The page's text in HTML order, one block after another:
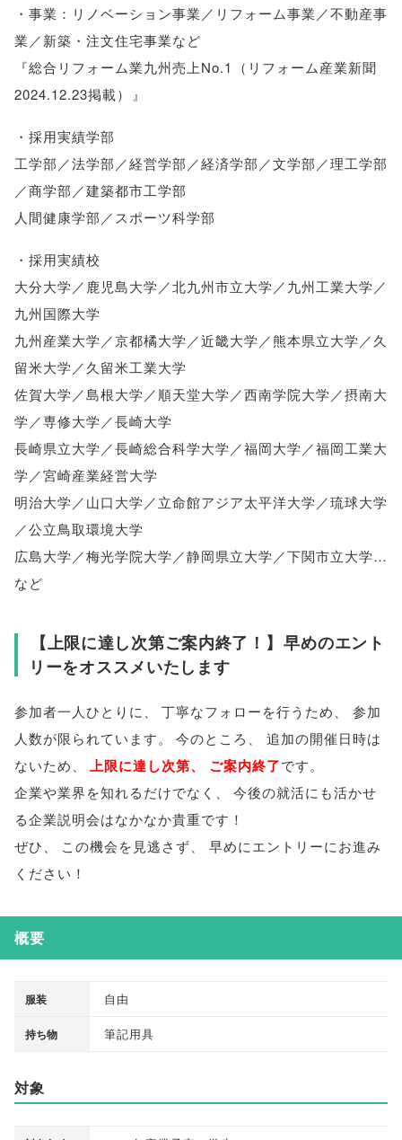
・事業：リノベーション事業／リフォーム事業／不動産事
業／新築・注文住宅事業など
『総合リフォーム業九州売上No.1
（ リフォーム産業新聞
2024.12.23掲載） 』
・採用実績学部
工学部／法学部／経営学部／経済学部／文学部／理工学部
／商学部／建築都市工学部
人間健康学部／スポーツ科学部
・採用実績校
大分大学／鹿児島大学／北九州市立大学／九州工業大学／
九州国際大学
九州産業大学／京都橘大学／近畿大学／熊本県立大学／久
留米大学／久留米工業大学
佐賀大学／島根大学／順天堂大学／西南学院大学／摂南大
学／専修大学／長崎大学
長崎県立大学／長崎総合科学大学／福岡大学／福岡工業大
学／宮崎産業経営大学
明治大学／山口大学／立命館アジア太平洋大学／琉球大学
／公立鳥取環境大学
広島大学／梅光学院大学／静岡県立大学／下関市立大学…
など
【上限に達し次第ご案内終了！ 】 早めのエント
リーをオススメいたします
参加者一人ひとりに 丁寧なフォローを行うため
参加
人数が限られています。 今のところ
追加の開催日時は
ないため
上限に達し次第、 ご案内終了です。
企業や業界を知れるだけでなく
今後の就活にも活かせ
る企業説明会はなかなか貴重です！
ぜひ
この機会を見逃さず
早めにエントリーにお進み
ください！
概要
服装 自由
持ち物 筆記用具
対象